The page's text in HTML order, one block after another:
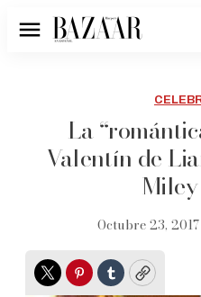
Menú
La
Valentín de
Octubre 23, 2017
TwitterPinterest
TumblrCopy